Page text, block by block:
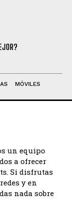
MÓVILES
un equipo
a ofrecer
Si disfrutas
y en
nada sobre